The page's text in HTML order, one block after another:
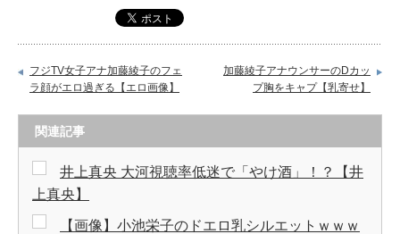
フジTV女子アナ加藤綾子のフェ
ラ顔がエロ過ぎる【エロ画像】
加藤綾子アナウンサーのDカッ
プ胸をキャプ【乳寄せ】
関連記事
井上真央 大河視聴率低迷で「やけ酒」！？【井
上真央】
【画像】小池栄子のドエロ乳シルエットｗｗｗ